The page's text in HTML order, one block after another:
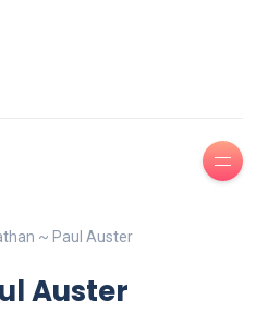
~ Paul Auster
Auster